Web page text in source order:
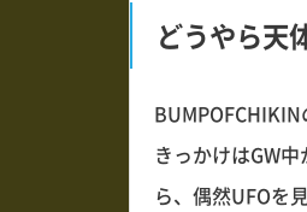
どうやら天
きっかけはGW
ら、偶然UFOを